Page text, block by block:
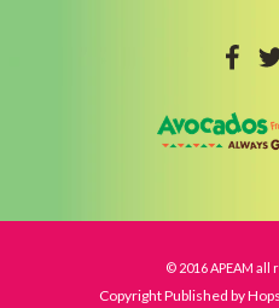
© 2016 APEAM
Copyright Published by